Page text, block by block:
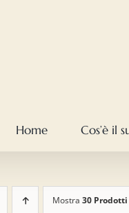
Home Cos’è il
Mostra 30 Prodotti